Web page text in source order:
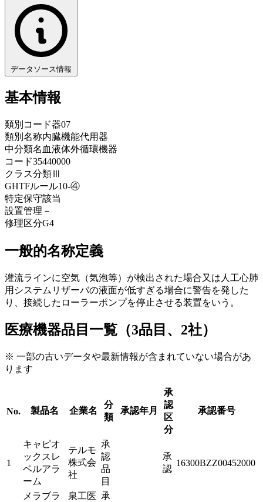
データソース情報
基本情報
類別コード器07
類別名称内臓機能代用器
中分類名 血液体外循環機器
コード35440000
クラス分類Ⅲ
GHTFルール10-④
特定保守該当
設置管理 －
修理区分G4
一般的名称定義
灌流ラインに空気（気泡等）が検出された場合又は人工心肺
用システムリザーバの液面が低すぎる場合に警告を発した
り、接続したローラーポンプを停止させる装置をいう。
医療機器品目一覧（3品目、2社）
※ 一部の古いデータや最新情報が含まれていない場合があ
ります
No. 製品名 企業名
分
類
承認年月
承
認
区
分
承認番号
1
キャピオ
ックスレ
ベルアラ
ーム
テルモ
株式会
社
承
認
品
目
承
認
16300BZZ00452000
メラブラ
泉工医 承